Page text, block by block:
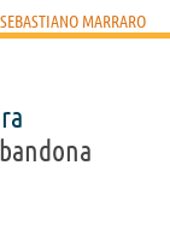
SEBASTIANO MARRARO